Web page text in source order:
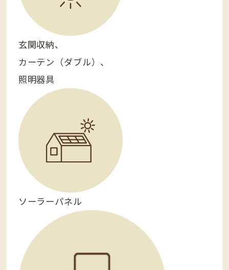
玄関収納、
カーテン（ダブル）、
照明器具
ソーラーパネル